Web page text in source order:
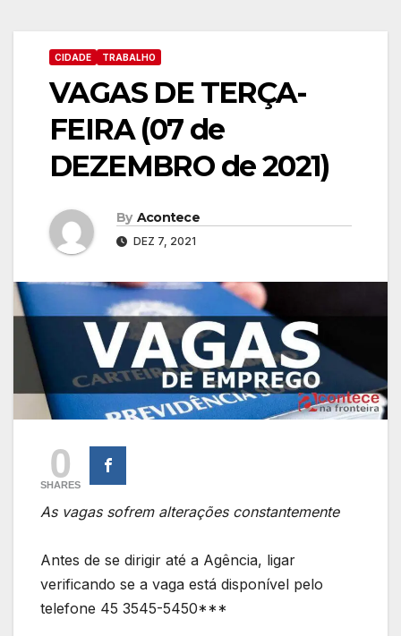
CIDADE TRABALHO
VAGAS DE TERÇA-
FEIRA (07 de
DEZEMBRO de 2021)
By Acontece
DEZ 7, 2021
0
SHARES
As vagas sofrem alterações constantemente
Antes de se dirigir até a Agência, ligar
verificando se a vaga está disponível pelo
telefone 45 3545-5450***